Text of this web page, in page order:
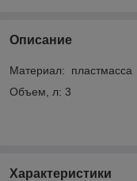
Описание
Материал: пластмасса
Объем, л: 3
Характеристики